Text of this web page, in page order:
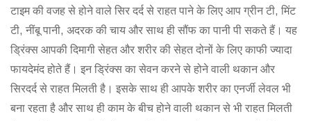
टाइम की वजह से होने वाले सिर दर्द से राहत पाने के लिए आप ग्रीन टी, मिंट
टी, नींबू पानी, अदरक की चाय और साथ ही सौंफ का पानी पी सकते हैं। यह
ड्र‍िंक्‍स आपकी दिमागी सेहत और शरीर की सेहत दोनों के लिए काफी ज्यादा
फायदेमंद होते हैं। इन ड्रिंक्स का सेवन करने से होने वाली थकान और
सिरदर्द से राहत मिलती है। इसके साथ ही आपके शरीर का एनर्जी लेवल भी
बना रहता है और साथ ही काम के बीच होने वाली थकान से भी राहत मिलती